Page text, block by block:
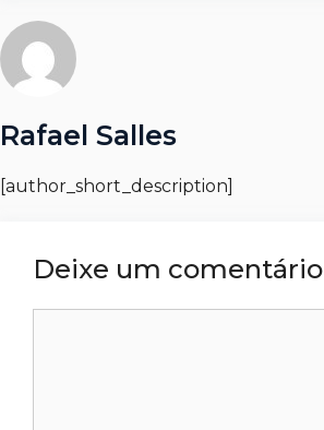
Rafael Salles
[author_short_description]
Deixe um comentário